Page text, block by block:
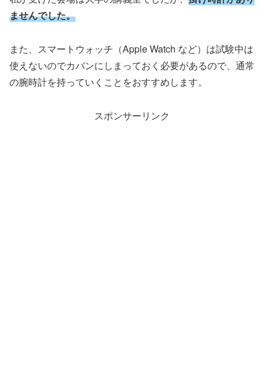
ませんでした。
また、スマートウォッチ（Apple Watch など）は試験中は
使えないのでカバンにしまっておく必要があるので、通常
の腕時計を持っていくことをおすすめします。
スポンサーリンク